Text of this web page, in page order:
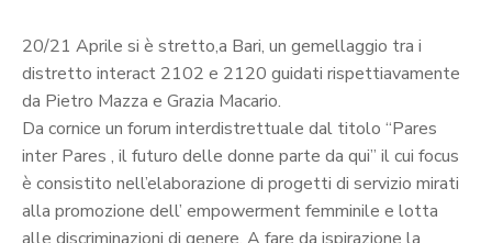
20/21 Aprile si è stretto,a Bari, un gemellaggio tra i
distretto interact 2102 e 2120 guidati rispettiavamente
da Pietro Mazza e Grazia Macario.
Da cornice un forum interdistrettuale dal titolo “Pares
inter Pares , il futuro delle donne parte da qui” il cui focus
è consistito nell’elaborazione di progetti di servizio mirati
alla promozione dell’ empowerment femminile e lotta